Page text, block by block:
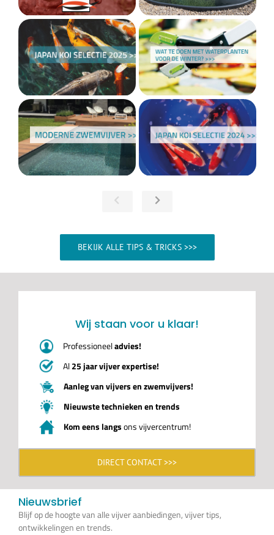
BEKIJK ALLE TIPS & TRICKS >>>
Wij staan voor u klaar!
Professioneeladvies!
Al25 jaar vijver expertise!
Aanleg van vijvers en zwemvijvers!
Nieuwste technieken en trends
Kom eens langsons vijvercentrum!
DIRECT CONTACT >>>
Nieuwsbrief
Blijf op de hoogte van alle vijver aanbiedingen, vijver tips,
ontwikkelingen en trends.